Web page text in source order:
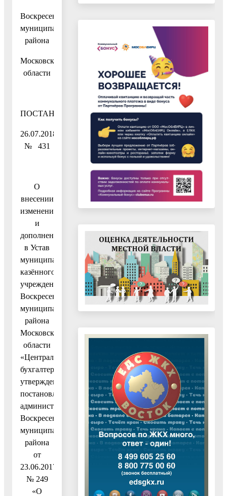
Воскресенского
муниципального
района
Московской
области
ПОСТАНОВЛЕНИЕ
26.07.2018
№ 431
О
внесении
изменений
и
дополнений
в Устав
муниципального
казённого
учреждения
Воскресенского
муниципального
района
Московской
области
«Централизованная
бухгалтерия»,
утвержденный
постановлением
администрации
Воскресенского
муниципального
района
от
23.06.2017
№ 249
«О